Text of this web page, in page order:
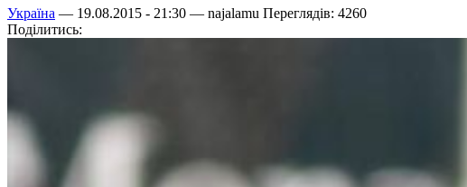
Україна — 19.08.2015 - 21:30 — najalamu Переглядів: 4260
Поділитись: